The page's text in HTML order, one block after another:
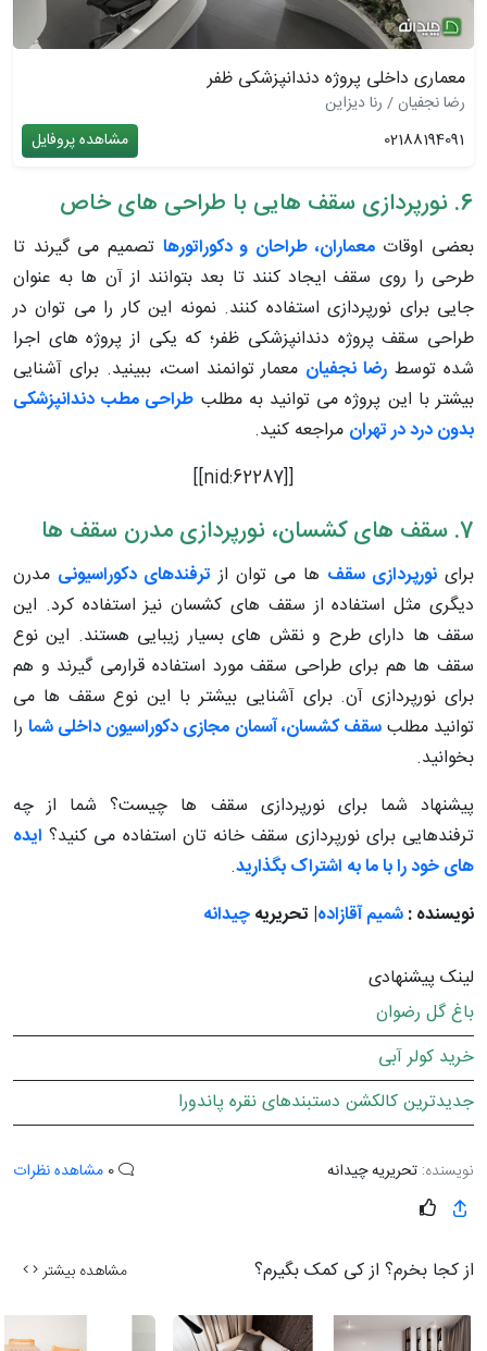
معماری داخلی پروژه دندانپزشکی ظفر
رضا نجفیان / رنا دیزاین
02188194091
مشاهده پروفایل
6. نورپردازی سقف هایی با طراحی های خاص
بعضی اوقاتمعماران، طراحان و دکوراتورها تصمیم می گیرند تا
طرحی را روی سقف ایجاد کنند تا بعد بتوانند از آن ها به عنوان
جایی برای نورپردازی استفاده کنند. نمونه این کار را می توان در
طراحی سقف پروژه دندانپزشکی ظفر؛ که یکی از پروژه های اجرا
شده توسط رضا نجفیان معمار توانمند است، ببینید. برای آشنایی
بیشتر با این پروژه می توانید به مطلب طراحی مطب دندانپزشکی
بدون درد در تهران مراجعه کنید.
[[nid:62287]]
7. سقف های کشسان، نورپردازی مدرن سقف ها
برای نورپردازی سقف ها می توان از ترفندهای دکوراسیونی مدرن
دیگری مثل استفاده از سقف های کشسان نیز استفاده کرد. این
سقف ها دارای طرح و نقش های بسیار زیبایی هستند. این نوع
سقف ها هم برای طراحی سقف مورد استفاده قرارمی گیرند و هم
برای نورپردازی آن. برای آشنایی بیشتر با این نوع سقف ها می
توانید مطلبسقف کشسان، آسمان مجازی دکوراسیون داخلی شمارا
بخوانید.
پیشنهاد شما برای نورپردازی سقف ها چیست؟ شما از چه
ترفندهایی برای نورپردازی سقف خانه تان استفاده می کنید؟ ایده
های خود را با ما به اشتراک بگذارید.
نویسنده :شمیم آقازاده| تحریریهچیدانه
لینک پیشنهادی
باغ گل رضوان
خرید کولر آبی
جدیدترین کالکشن دستبندهای نقره پاندورا
نویسنده: تحریریه چیدانه مشاهده نظرات
از کجا بخرم؟ از کی کمک بگیرم؟ مشاهده بیشتر